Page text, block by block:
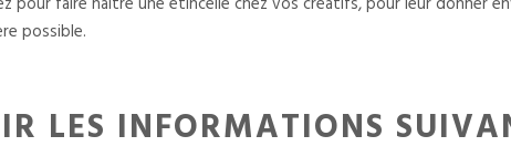
possible.
LES INFORMATIONS